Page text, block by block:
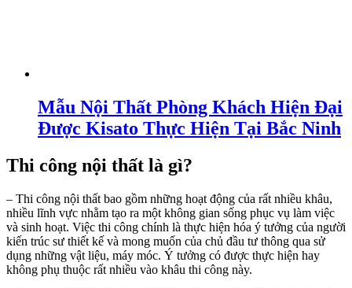
Mẫu Nội Thất Phòng Khách Hiện Đại
Được Kisato Thực Hiện Tại Bắc Ninh
Thi công nội thất là gì?
– Thi công nội thất bao gồm những hoạt động của rất nhiều khâu,
nhiều lĩnh vực nhằm tạo ra một không gian sống phục vụ làm việc
và sinh hoạt. Việc thi công chính là thực hiện hóa ý tưởng của người
kiến trúc sư thiết kế và mong muốn của chủ đầu tư thông qua sử
dụng những vật liệu, máy móc. Ý tưởng có được thực hiện hay
không phụ thuộc rất nhiều vào khâu thi công này.